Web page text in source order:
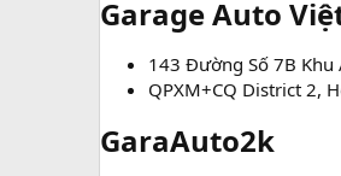
Garage Auto
143 Đường Số 7B Khu
QPXM+CQ District 2,
GaraAuto2k​